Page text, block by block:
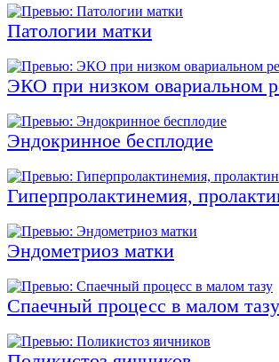
Патологии матки
ЭКО при низком овариальном
Эндокринное бесплодие
Гиперпролактинемия,
Эндометриоз матки
Спаечный процесс в малом тазу